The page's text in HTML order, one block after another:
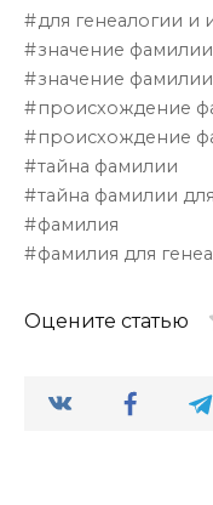
для генеалогии и
значение фамилии
значение
происхождение
происхождение
тайна фамилии
тайна фамилии
фамилия
фамилия для
Оцените статью